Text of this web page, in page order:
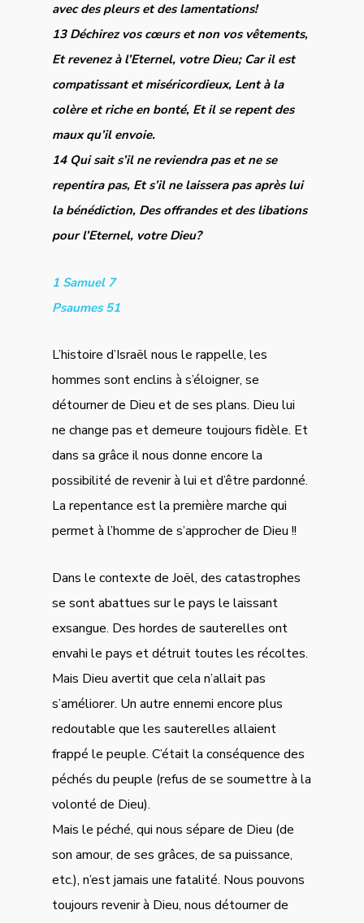
avec des pleurs et des lamentations!
13 Déchirez vos cœurs et non vos vêtements,
Et revenez à l’Eternel, votre Dieu; Car il est
compatissant et miséricordieux, Lent à la
colère et riche en bonté, Et il se repent des
maux qu’il envoie.
14 Qui sait s’il ne reviendra pas et ne se
repentira pas, Et s’il ne laissera pas après lui
la bénédiction, Des offrandes et des libations
pour l’Eternel, votre Dieu?
1 Samuel 7
Psaumes 51
L’histoire d’Israël nous le rappelle, les
hommes sont enclins à s’éloigner, se
détourner de Dieu et de ses plans. Dieu lui
ne change pas et demeure toujours fidèle. Et
dans sa grâce il nous donne encore la
possibilité de revenir à lui et d’être pardonné.
La repentance est la première marche qui
permet à l’homme de s’approcher de Dieu !!
Dans le contexte de Joël, des catastrophes
se sont abattues sur le pays le laissant
exsangue. Des hordes de sauterelles ont
envahi le pays et détruit toutes les récoltes.
Mais Dieu avertit que cela n’allait pas
s’améliorer. Un autre ennemi encore plus
redoutable que les sauterelles allaient
frappé le peuple. C’était la conséquence des
péchés du peuple (refus de se soumettre à la
volonté de Dieu).
Mais le péché, qui nous sépare de Dieu (de
son amour, de ses grâces, de sa puissance,
etc.), n’est jamais une fatalité. Nous pouvons
toujours revenir à Dieu, nous détourner de